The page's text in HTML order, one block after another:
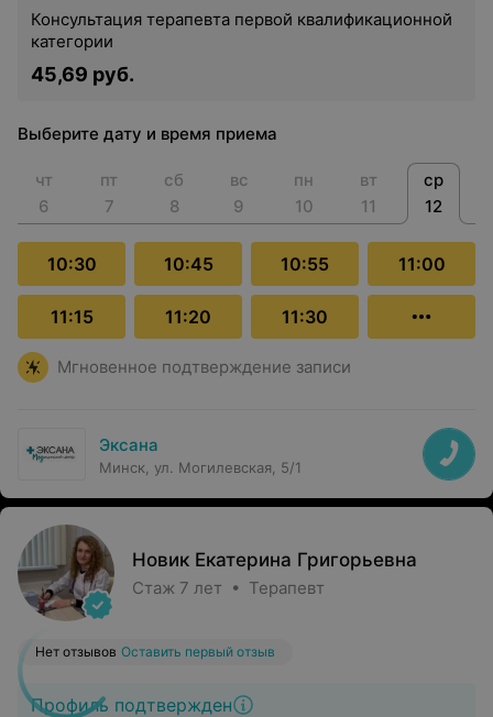
Консультация терапевта первой квалификационной
категории
45,69 руб.
Выберите дату и время приема
чт
6
пт
7
сб
8
вс
9
пн
10
вт
11
ср
12
10:30 10:45 10:55 11:00
11:15 11:20 11:30
Мгновенное подтверждение записи
Эксана
Минск, ул. Могилевская, 5/1
Новик Екатерина Григорьевна
Стаж 7 лет • Терапевт
Профиль подтвержден
Нет отзывов Оставить первый отзыв